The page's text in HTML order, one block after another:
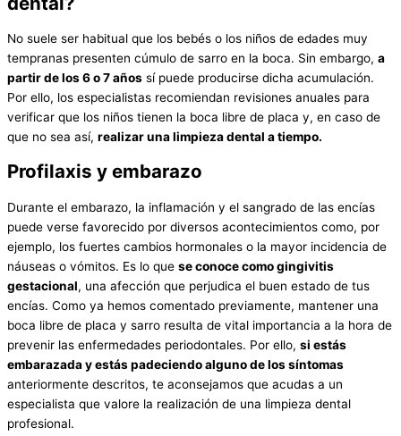
No suele ser habitual que los bebés o los niños de edades muy
tempranas presenten cúmulo de sarro en la boca. Sin embargo, a
partir de los 6 o 7 años sí puede producirse dicha acumulación.
Por ello, los especialistas recomiendan revisiones anuales para
verificar que los niños tienen la boca libre de placa y, en caso de
que no sea así, realizar una limpieza dental a tiempo.
Profilaxis y embarazo
Durante el embarazo, la inflamación y el sangrado de las encías
puede verse favorecido por diversos acontecimientos como, por
ejemplo, los fuertes cambios hormonales o la mayor incidencia de
náuseas o vómitos. Es lo que se conoce como gingivitis
gestacional, una afección que perjudica el buen estado de tus
encías. Como ya hemos comentado previamente, mantener una
boca libre de placa y sarro resulta de vital importancia a la hora de
prevenir las enfermedades periodontales. Por ello, si estás
embarazada y estás padeciendo alguno de los síntomas
anteriormente descritos, te aconsejamos que acudas a un
especialista que valore la realización de una limpieza dental
profesional.